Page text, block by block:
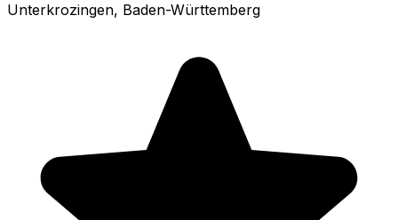
Unterkrozingen, Baden-Württemberg